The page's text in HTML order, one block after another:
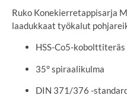
Ruko Konekierretappisarja
laadukkaat työkalut
HSS-Co5-kobolttiteräs
35° spiraalikulma
DIN 371/376 -